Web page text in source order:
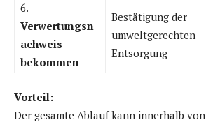
6.
Verwertungsn
achweis
bekommen
Bestätigung der
umweltgerechten
Entsorgung
Vorteil:
Der gesamte Ablauf kann innerhalb von